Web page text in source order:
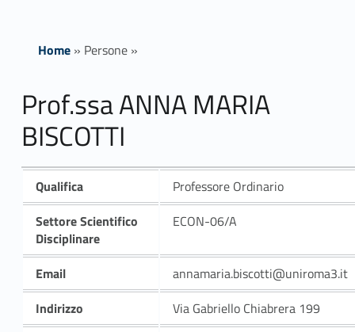
Home» Persone»
Prof.ssa ANNA MARIA
BISCOTTI
Qualifica
Professore Ordinario
Settore Scientifico
Disciplinare
ECON-06/A
Email
annamaria.biscotti@uniroma3.it
Indirizzo
Via Gabriello Chiabrera 199